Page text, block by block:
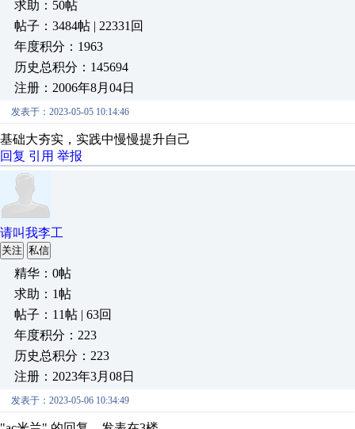
求助：50帖
帖子：3484帖 | 22331回
年度积分：1963
历史总积分：145694
注册：2006年8月04日
发表于：2023-05-05 10:14:46
基础大夯实，实践中慢慢提升自己
回复 引用 举报
请叫我李工
关注 私信
精华：0帖
求助：1帖
帖子：11帖 | 63回
年度积分：223
历史总积分：223
注册：2023年3月08日
发表于：2023-05-06 10:34:49